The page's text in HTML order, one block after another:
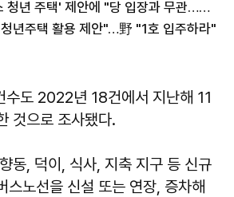
與, 황희 '폐기 버스 청년 주택' 제안에 "당 입장과 무관…개인 의견"
년주택 활용 제안"…野 "1호 입주하라"
수도 2022년 18건에서 지난해 11
것으로 조사됐다.
동, 덕이, 식사, 지축 지구 등 신규
스노선을 신설 또는 연장, 증차해